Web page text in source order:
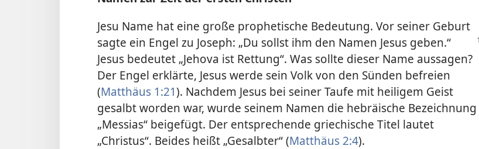
Jesu Name hat eine große prophetische Bedeutung. Vor seiner Geburt
sagte ein Engel zu Joseph: „Du sollst ihm den Namen Jesus geben.“
Jesus bedeutet „Jehova ist Rettung“. Was sollte dieser Name aussagen?
Der Engel erklärte, Jesus werde sein Volk von den Sünden befreien
(Matthäus 1:21). Nachdem Jesus bei seiner Taufe mit heiligem Geist
gesalbt worden war, wurde seinem Namen die hebräische Bezeichnung
„Messias“ beigefügt. Der entsprechende griechische Titel lautet
„Christus“. Beides heißt „Gesalbter“ (Matthäus 2:4).